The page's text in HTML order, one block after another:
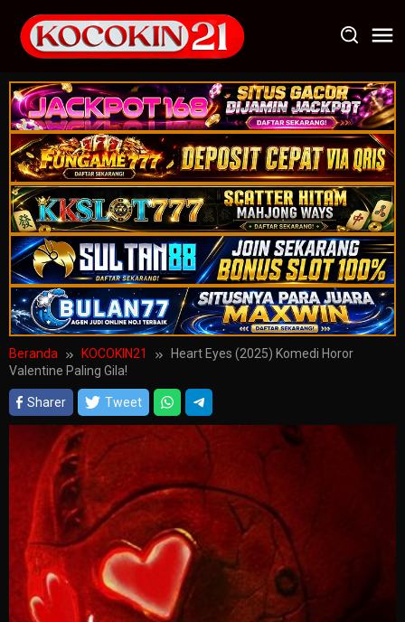
konten
Beranda KOCOKIN21
Heart Eyes (2025) Komedi Horor
Valentine Paling Gila!
Sharer Tweet